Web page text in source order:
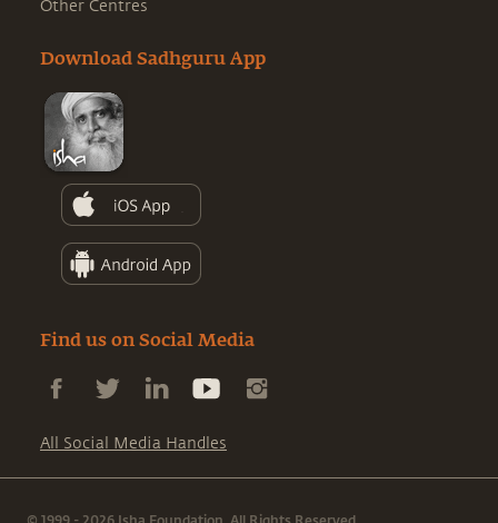
Other Centres
Download Sadhguru App
Find us on Social Media
All Social Media Handles